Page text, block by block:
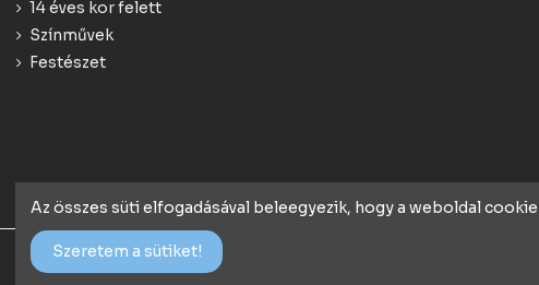
14 éves kor felett
Színművek
Festészet
© 2018 Minden jog fenntartva - konyv.de | Webáruház rendszerek
Webstartconsulting.hu
Az összes süti elfogadásával beleegyezik, hogy a weboldal
Szeretem a sütiket!